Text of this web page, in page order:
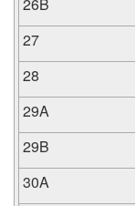
26B
27
28
29A
29B
30A